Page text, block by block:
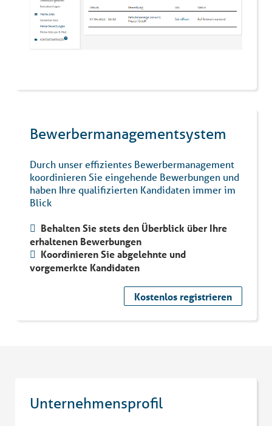
Bewerbermanagementsystem
Durch unser effizientes Bewerbermanagement
koordinieren Sie eingehende Bewerbungen und
haben Ihre qualifizierten Kandidaten immer im
Blick
Behalten Sie stets den Überblick über Ihre
erhaltenen Bewerbungen
Koordinieren Sie abgelehnte und
vorgemerkte Kandidaten
Kostenlos registrieren
Unternehmensprofil